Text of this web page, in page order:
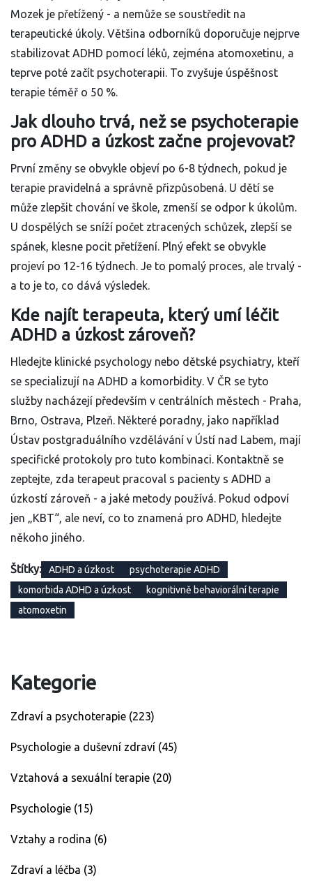
Mozek je přetížený - a nemůže se soustředit na
terapeutické úkoly. Většina odborníků doporučuje nejprve
stabilizovat ADHD pomocí léků, zejména atomoxetinu, a
teprve poté začít psychoterapii. To zvyšuje úspěšnost
terapie téměř o 50 %.
Jak dlouho trvá, než se psychoterapie
pro ADHD a úzkost začne projevovat?
První změny se obvykle objeví po 6-8 týdnech, pokud je
terapie pravidelná a správně přizpůsobená. U dětí se
může zlepšit chování ve škole, zmenší se odpor k úkolům.
U dospělých se sníží počet ztracených schůzek, zlepší se
spánek, klesne pocit přetížení. Plný efekt se obvykle
projeví po 12-16 týdnech. Je to pomalý proces, ale trvalý -
a to je to, co dává výsledek.
Kde najít terapeuta, který umí léčit
ADHD a úzkost zároveň?
Hledejte klinické psychology nebo dětské psychiatry, kteří
se specializují na ADHD a komorbidity. V ČR se tyto
služby nacházejí především v centrálních městech - Praha,
Brno, Ostrava, Plzeň. Některé poradny, jako například
Ústav postgraduálního vzdělávání v Ústí nad Labem, mají
specifické protokoly pro tuto kombinaci. Kontaktně se
zeptejte, zda terapeut pracoval s pacienty s ADHD a
úzkostí zároveň - a jaké metody používá. Pokud odpoví
jen „KBT“, ale neví, co to znamená pro ADHD, hledejte
někoho jiného.
Štítky: ADHD a úzkost
psychoterapie ADHD
komorbida ADHD a úzkost
kognitivně behaviorální terapie
atomoxetin
Kategorie
Zdraví a psychoterapie (223)
Psychologie a duševní zdraví (45)
Vztahová a sexuální terapie (20)
Psychologie (15)
Vztahy a rodina (6)
Zdraví a léčba (3)